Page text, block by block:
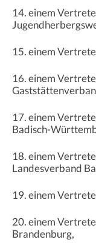
14. einem
15. einem
16. einem
17. einem
Badisch-
18. einem
Landesverband
19. einem
20. einem
Brandenburg,